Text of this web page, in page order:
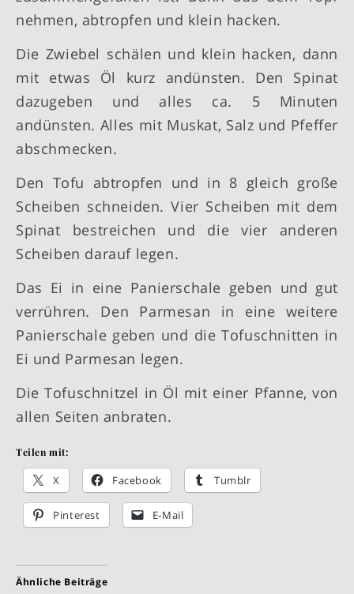
nehmen, abtropfen und klein hacken.
Die Zwiebel schälen und klein hacken, dann
mit etwas Öl kurz andünsten. Den Spinat
dazugeben und alles ca. 5 Minuten
andünsten. Alles mit Muskat, Salz und Pfeffer
abschmecken.
Den Tofu abtropfen und in 8 gleich große
Scheiben schneiden. Vier Scheiben mit dem
Spinat bestreichen und die vier anderen
Scheiben darauf legen.
Das Ei in eine Panierschale geben und gut
verrühren. Den Parmesan in eine weitere
Panierschale geben und die Tofuschnitten in
Ei und Parmesan legen.
Die Tofuschnitzel in Öl mit einer Pfanne, von
allen Seiten anbraten.
Teilen mit:
X Facebook Tumblr
Pinterest E-Mail
Ähnliche Beiträge